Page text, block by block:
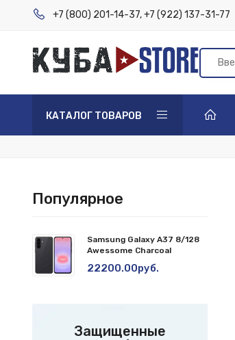
+7 (800) 201-14-37,+7 (922) 137-31-77
КАТАЛОГ ТОВАРОВ
Популярное
Samsung Galaxy A37 8/128
Awessome Charcoal
22200.00руб.
Защищенные